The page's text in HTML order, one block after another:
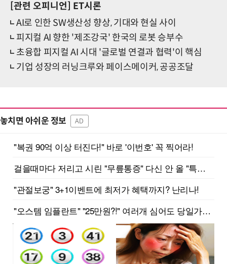
[관련 오피니언]
ET시론
AI로 인한 SW생산성 향상, 기대와 현실 사이
피지컬 AI 향한 '제조강국' 한국의 로봇 승부수
초융합 피지컬 AI 시대 '글로벌 연결과 협력'이 핵심
기업 성장의 러닝크루와 페이스메이커, 공공조달
놓치면 아쉬운 정보 AD